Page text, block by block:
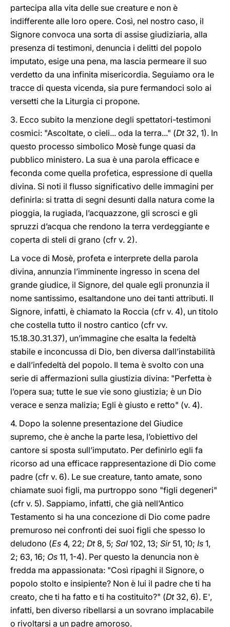
partecipa alla vita delle sue creature e non è
indifferente alle loro opere. Così, nel nostro caso, il
Signore convoca una sorta di assise giudiziaria, alla
presenza di testimoni, denuncia i delitti del popolo
imputato, esige una pena, ma lascia permeare il suo
verdetto da una infinita misericordia. Seguiamo ora le
tracce di questa vicenda, sia pure fermandoci solo ai
versetti che la Liturgia ci propone.
3. Ecco subito la menzione degli spettatori-testimoni
cosmici: "Ascoltate, o cieli... oda la terra..." (Dt32, 1). In
questo processo simbolico Mosè funge quasi da
pubblico ministero. La sua è una parola efficace e
feconda come quella profetica, espressione di quella
divina. Si noti il flusso significativo delle immagini per
definirla: si tratta di segni desunti dalla natura come la
pioggia, la rugiada, l’acquazzone, gli scrosci e gli
spruzzi d’acqua che rendono la terra verdeggiante e
coperta di steli di grano (cfr v. 2).
La voce di Mosè, profeta e interprete della parola
divina, annunzia l’imminente ingresso in scena del
grande giudice, il Signore, del quale egli pronunzia il
nome santissimo, esaltandone uno dei tanti attributi. Il
Signore, infatti, è chiamato la Roccia (cfr v. 4), un titolo
che costella tutto il nostro cantico (cfr vv.
15.18.30.31.37), un’immagine che esalta la fedeltà
stabile e inconcussa di Dio, ben diversa dall’instabilità
e dall’infedeltà del popolo. Il tema è svolto con una
serie di affermazioni sulla giustizia divina: "Perfetta è
l’opera sua; tutte le sue vie sono giustizia; è un Dio
verace e senza malizia; Egli è giusto e retto" (v. 4).
4. Dopo la solenne presentazione del Giudice
supremo, che è anche la parte lesa, l’obiettivo del
cantore si sposta sull’imputato. Per definirlo egli fa
ricorso ad una efficace rappresentazione di Dio come
padre (cfr v. 6). Le sue creature, tanto amate, sono
chiamate suoi figli, ma purtroppo sono "figli degeneri"
(cfr v. 5). Sappiamo, infatti, che già nell’Antico
Testamento si ha una concezione di Dio come padre
premuroso nei confronti dei suoi figli che spesso lo
deludono (Es 4, 22; Dt8, 5; Sal 102, 13; Sir51, 10; Is 1,
2; 63, 16; Os 11, 1-4). Per questo la denuncia non è
fredda ma appassionata: "Così ripaghi il Signore, o
popolo stolto e insipiente? Non è lui il padre che ti ha
creato, che ti ha fatto e ti ha costituito?" (Dt32, 6). E',
infatti, ben diverso ribellarsi a un sovrano implacabile
o rivoltarsi a un padre amoroso.